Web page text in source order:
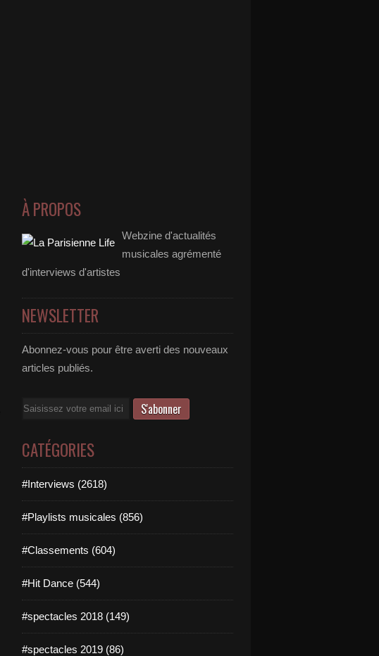
À PROPOS
Webzine d'actualités
musicales agrémenté
d'interviews d'artistes
NEWSLETTER
Abonnez-vous pour être averti des nouveaux
articles publiés.
Email
CATÉGORIES
#Interviews (2618)
#Playlists musicales (856)
#Classements (604)
#Hit Dance (544)
#spectacles 2018 (149)
#spectacles 2019 (86)